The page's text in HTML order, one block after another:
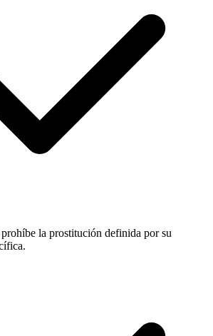
la prostitución definida por su